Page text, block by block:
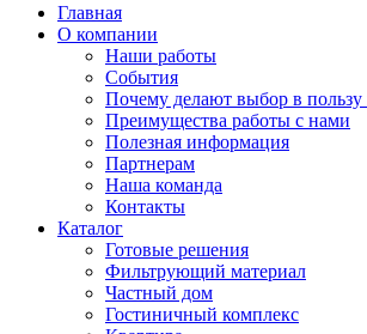
Главная
О компании
Наши работы
События
Почему делают выбор в пользу
Преимущества работы с нами
Полезная информация
Партнерам
Наша команда
Контакты
Каталог
Готовые решения
Фильтрующий материал
Частный дом
Гостиничный комплекс